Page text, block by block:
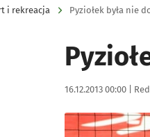
i rekreacja Pyziołek była nie
Data publikacji:
16.12.2013 00:00 |
Kliknij, aby